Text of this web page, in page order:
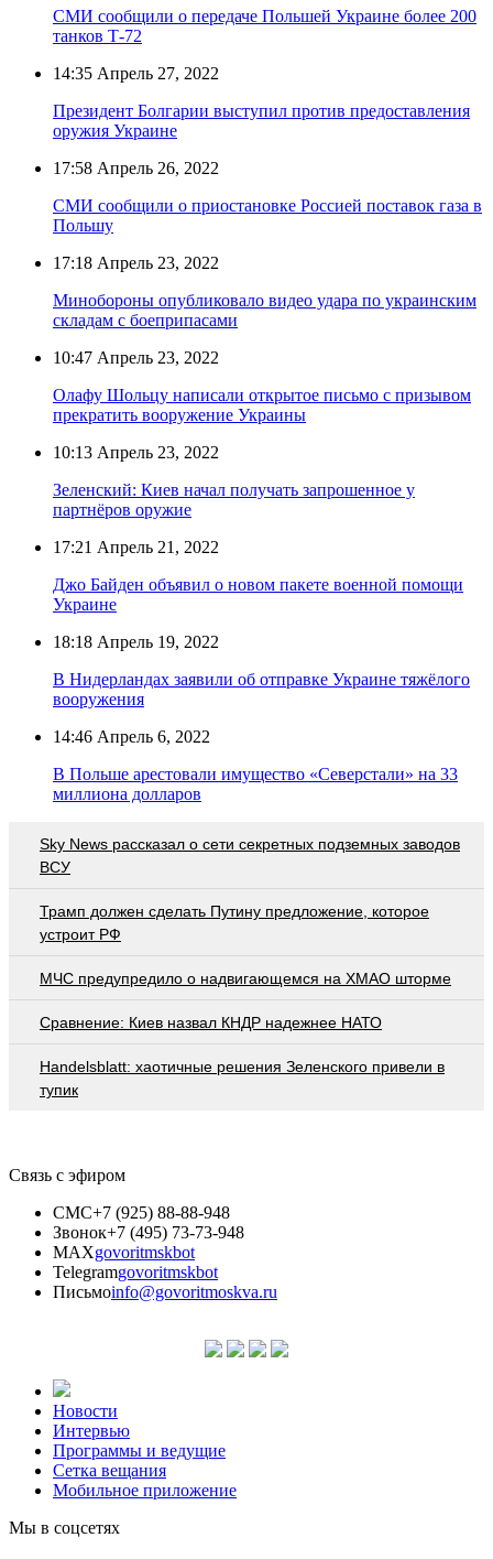
СМИ сообщили о передаче Польшей Украине более 200
танков Т-72
14:35 Апрель 27, 2022
Президент Болгарии выступил против предоставления
оружия Украине
17:58 Апрель 26, 2022
СМИ сообщили о приостановке Россией поставок газа в
Польшу
17:18 Апрель 23, 2022
Минобороны опубликовало видео удара по украинским
складам с боеприпасами
10:47 Апрель 23, 2022
Олафу Шольцу написали открытое письмо с призывом
прекратить вооружение Украины
10:13 Апрель 23, 2022
Зеленский: Киев начал получать запрошенное у
партнёров оружие
17:21 Апрель 21, 2022
Джо Байден объявил о новом пакете военной помощи
Украине
18:18 Апрель 19, 2022
В Нидерландах заявили об отправке Украине тяжёлого
вооружения
14:46 Апрель 6, 2022
В Польше арестовали имущество «Северстали» на 33
миллиона долларов
Sky News рассказал о сети секретных подземных заводов
ВСУ
Трамп должен сделать Путину предложение, которое
устроит РФ
МЧС предупредило о надвигающемся на ХМАО шторме
Сравнение: Киев назвал КНДР надежнее НАТО
Handelsblatt: хаотичные решения Зеленского привели в
тупик
Связь с эфиром
СМС+7 (925) 88-88-948
Звонок+7 (495) 73-73-948
MAXgovoritmskbot
Telegramgovoritmskbot
Письмоinfo@govoritmoskva.ru
Новости
Интервью
Программы и ведущие
Сетка вещания
Мобильное приложение
Мы в соцсетях